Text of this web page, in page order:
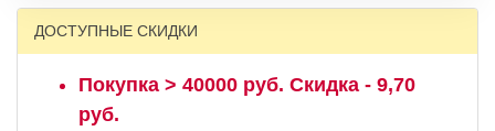
ДОСТУПНЫЕ СКИДКИ
Покупка > 40000 руб. Скидка - 9,70
руб.